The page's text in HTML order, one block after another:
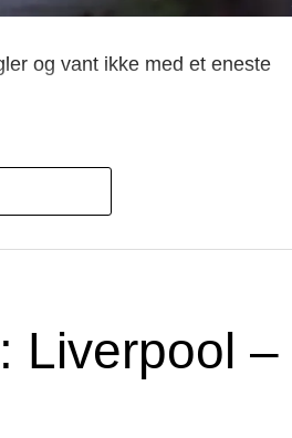
og vant ikke med et eneste
målene.
Liverpool –